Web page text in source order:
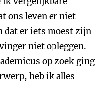
ons leven er niet
dat er iets moest zijn
niet opleggen.
op zoek ging
heb ik alles